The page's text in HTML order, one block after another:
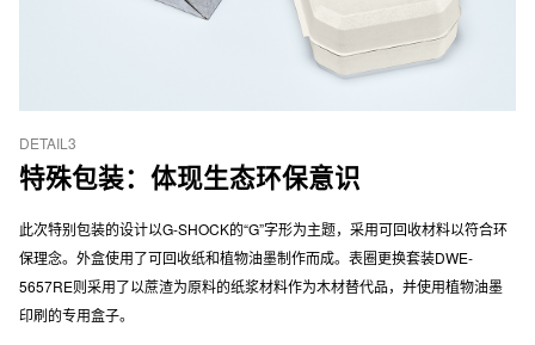
DETAIL3
特殊包装：体现生态环保意识
此次特别包装的设计以G-SHOCK的“G”字形为主题，采用可回收材料以符合环
保理念。外盒使用了可回收纸和植物油墨制作而成。表圈更换套装DWE-
5657RE则采用了以蔗渣为原料的纸浆材料作为木材替代品，并使用植物油墨
印刷的专用盒子。